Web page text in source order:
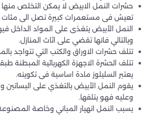
حشرات النمل الابيض لا يمكن التخلص منها
تعيش فى مستعمرات كبيرة تصل الى مئات
النمل الأبيض يتغذى على المواد الداخل
وبالتالي فانها تقضي على اثاث المنازل.
تتلف حشرات الاوراق والكتب التي تتواجد
تتلف الحشرة الاجهزة الكهربائية المبطنة
يعتبر السليلوز مادة اساسية فى تكوينه.
يقوم النمل الأبيض بالتغذي على البساتين
وعليه فهو يتلفها.
يسبب النمل انهيار المباني وخاصة